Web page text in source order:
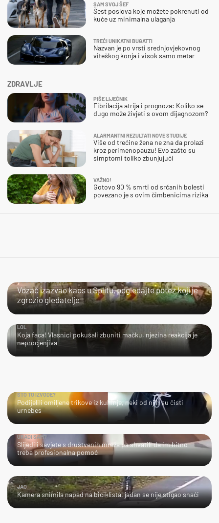
ZDRAVLJE
PIŠE LIJEČNIK
Fibrilacija atrija i prognoza: Koliko se
dugo može živjeti s ovom dijagnozom?
ALARMANTNI REZULTATI NOVE STUDIJE
Više od trećine žena ne zna da prolazi
kroz perimenopauzu! Evo zašto su
simptomi toliko zbunjujući
VAŽNO!
Gotovo 90 % smrti od srčanih bolesti
povezano je s ovim čimbenicima rizika
SAM SVOJ ŠEF
Šest poslova koje možete pokrenuti od
kuće uz minimalna ulaganja
TREĆI UNIKATNI BUGATTI
Nazvan je po vrsti srednjovjekovnog
viteškog konja i visok samo metar
Vozač izazvao kaos u Splitu, pogledajte potez koji je
zgrozio gledatelje
LOL
Koja faca! Vlasnici pokušali zbuniti mačku, njezina reakcija je
neprocjenjiva
ŠTO TO IZVODE?
Podijelili omiljene trikove iz kuhinje, neki od njih su čisti
urnebes
URADI SAM?
Slijedili savjete s društvenih mreža pa shvatili da im hitno
treba profesionalna pomoć
JAO...
Kamera snimila napad na biciklista, jadan se nije stigao snaći